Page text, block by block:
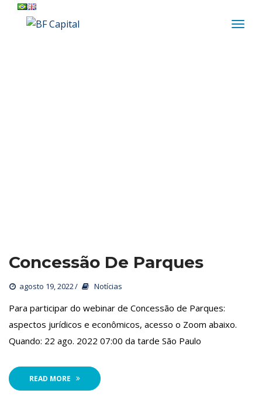
Concessão De Parque
agosto 19, 2022 Notícia
Para participar do webinar de Concessão de Parques:
aspectos jurídicos e econômicos, acesso o Zoom abaixo.
Quando: 22 ago. 2022 07:00 da tarde São Paulo
READ MORE